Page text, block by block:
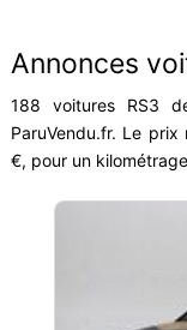
Annonces
188 voitures RS3
ParuVendu.fr. Le
€, pour un